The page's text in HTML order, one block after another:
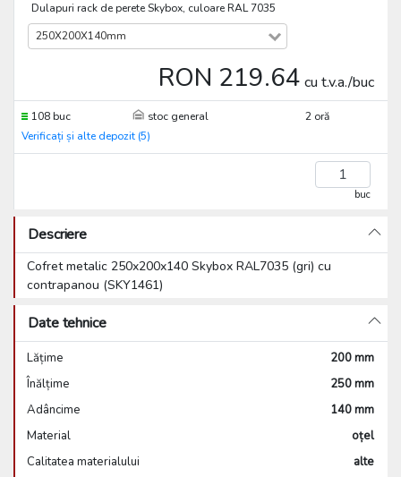
Dulapuri rack de perete Skybox, culoare RAL 7035
250X200X140mm
RON 219.64 cu t.v.a./buc
108 buc stoc general
2 oră
Verificați și alte depozit (5)
buc
Descriere
Cofret metalic 250x200x140 Skybox RAL7035 (gri) cu
contrapanou (SKY1461)
Date tehnice
Lățime
200 mm
Înălțime
250 mm
Adâncime
140 mm
Material
oțel
Calitatea materialului
alte